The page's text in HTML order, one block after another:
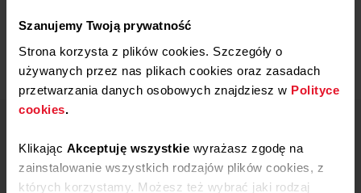
Szanujemy Twoją prywatność
Strona korzysta z plików cookies. Szczegóły o
używanych przez nas plikach cookies oraz zasadach
przetwarzania danych osobowych znajdziesz w Polityce
cookies.
Klikając Akceptuję wszystkie wyrażasz zgodę na
zainstalowanie wszystkich rodzajów plików cookies, z
których korzystamy. Możesz też wybrać jaki rodzaj
801 801 800
67 22 22 148